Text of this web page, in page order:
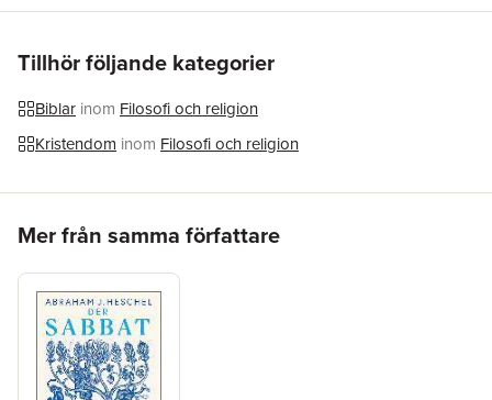
ISBN
9780060936990
Tillhör följande kategorier
Biblar inom Filosofi och religion
Kristendom inom Filosofi och religion
Mer från samma författare